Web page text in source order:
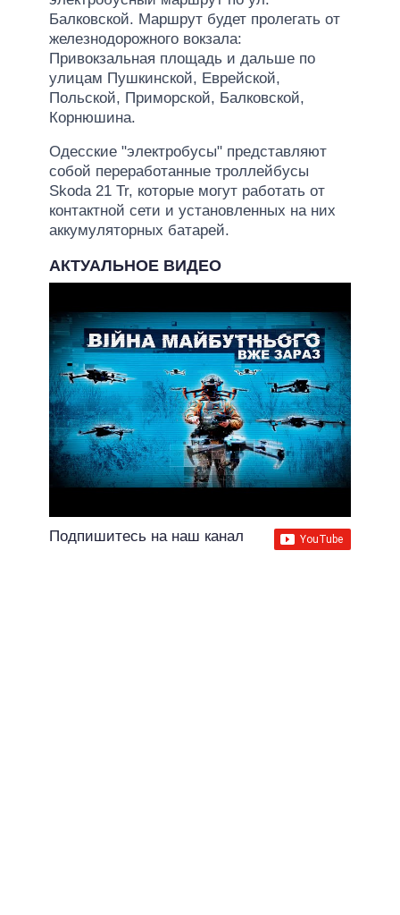
Балковской. Маршрут будет пролегать от
железнодорожного вокзала:
Привокзальная площадь и дальше по
улицам Пушкинской, Еврейской,
Польской, Приморской, Балковской,
Корнюшина.
Одесские "электробусы" представляют
собой переработанные троллейбусы
Skoda 21 Tr, которые могут работать от
контактной сети и установленных на них
аккумуляторных батарей.
АКТУАЛЬНОЕ ВИДЕО
Подпишитесь на наш канал